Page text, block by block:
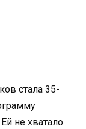
стала 35-
не хватало